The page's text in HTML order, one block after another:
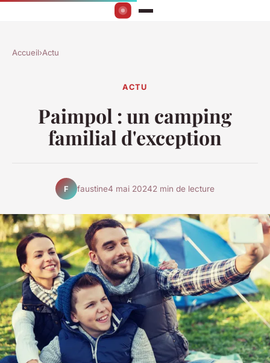
Accueil›Actu
ACTU
Paimpol : un camping
familial d'exception
F faustine4 mai 20242 min de lecture